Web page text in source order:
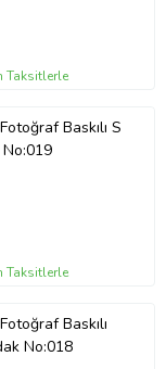
Taksitlerle
Baskılı S
Taksitlerle
Baskılı
No:018